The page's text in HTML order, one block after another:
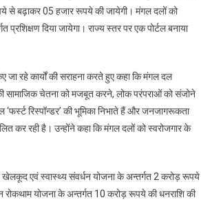
से बढ़ाकर 05 हजार रूपये की जायेगी। मंगल दलों को
दिया जायेगा। राज्य स्तर पर एक पोर्टल बनाया
जा रहे कार्यों की सराहना करते हुए कहा कि मंगल दल
सामाजिक चेतना को मजबूत करने, लोक परंपराओं को संजोने
रिस्पॉन्डर’ की भूमिका निभाते हैं और जनजागरूकता
कर रही है। उन्होंने कहा कि मंगल दलों को स्वरोजगार के
खेलकूद एवं स्वास्थ्य संवर्धन योजना के अन्तर्गत 2 करोड़ रूपये
योजना के अन्तर्गत 10 करोड़ रूपये की धनराशि की